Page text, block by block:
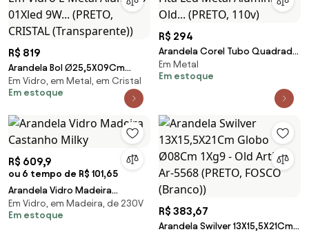
R$ 819
Arandela Bol Ø25,5X09Cm
Rebatedor Em Vidro E Metal
Alumínio 01Xled 9W... (PRETO,
Em Vidro, em Metal, em Cristal
Em estoque
R$ 294
Arandela Corel Tubo Quadrado
34X06X11Cm Fita Led Metal
Alumínio - Old... (PRETO, 110v)
Em Metal
Em estoque
R$ 609,9
ou 6 tempo de R$ 101,65
Arandela Vidro Madeira
Castanho Milky
Em Vidro, em Madeira, de 230V
Em estoque
R$ 383,67
Arandela Swilver 13X15,5X21Cm